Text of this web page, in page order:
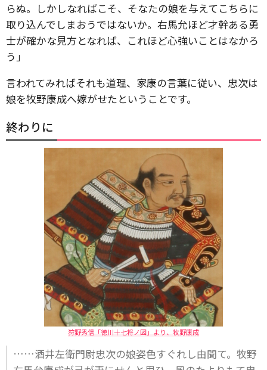
らぬ。しかしなればこそ、そなたの娘を与えてこちらに
取り込んでしまおうではないか。右馬允ほど才幹ある勇
士が確かな見方となれば、これほど心強いことはなかろ
う」
言われてみればそれも道理、家康の言葉に従い、忠次は
娘を牧野康成へ嫁がせたということです。
終わりに
狩野秀信「徳川十七将ノ図」より、牧野康成
……酒井左衛門尉忠次の娘姿色すぐれし由聞て。牧野